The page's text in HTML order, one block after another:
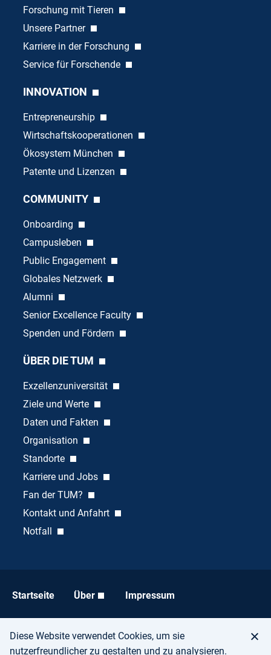
Diese Website verwendet Cookies, um sie
nutzerfreundlicher zu gestalten und zu analysieren.
Forschung mit Tieren
Unsere Partner
Karriere in der Forschung
Service für Forschende
INNOVATION
Entrepreneurship
Wirtschaftskooperationen
Ökosystem München
Patente und Lizenzen
COMMUNITY
Onboarding
Campusleben
Public Engagement
Globales Netzwerk
Alumni
Senior Excellence Faculty
Spenden und Fördern
ÜBER DIE TUM
Exzellenzuniversität
Ziele und Werte
Daten und Fakten
Organisation
Standorte
Karriere und Jobs
Fan der TUM?
Kontakt und Anfahrt
Notfall
Startseite Über Impressum